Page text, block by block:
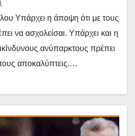
Υπάρχει η άποψη ότι με τους
να ασχολείσαι. Υπάρχει και η
ανύπαρκτους πρέπει
αποκαλύπτεις.…